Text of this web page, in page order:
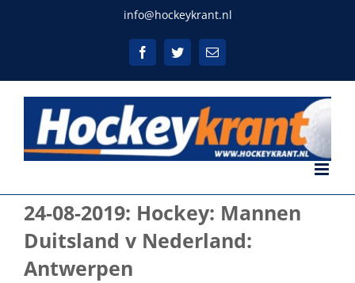
info@hockeykrant.nl
FacebookTwitterE-
mail
24-08-2019: Hockey: Mannen
Duitsland v Nederland:
Antwerpen